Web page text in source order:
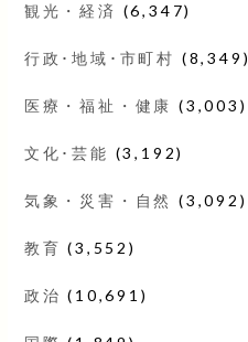
観光・経済 (6,347)
行政･地域･市町村 (8,349)
医療・福祉・健康 (3,003)
文化･芸能 (3,192)
気象・災害・自然 (3,092)
教育 (3,552)
政治 (10,691)